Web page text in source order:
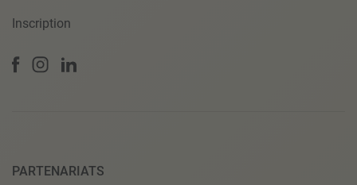
Inscription
PARTENARIATS